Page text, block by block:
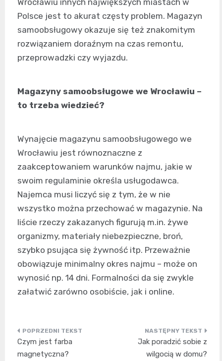
Wrocławiu innych największych miastach w
Polsce jest to akurat częsty problem. Magazyn
samoobsługowy okazuje się też znakomitym
rozwiązaniem doraźnym na czas remontu,
przeprowadzki czy wyjazdu.
Magazyny samoobsługowe we Wrocławiu –
to trzeba wiedzieć?
Wynajęcie magazynu samoobsługowego we
Wrocławiu jest równoznaczne z
zaakceptowaniem warunków najmu, jakie w
swoim regulaminie określa usługodawca.
Najemca musi liczyć się z tym, że w nie
wszystko można przechować w magazynie. Na
liście rzeczy zakazanych figurują m.in. żywe
organizmy, materiały niebezpieczne, broń,
szybko psująca się żywność itp. Przeważnie
obowiązuje minimalny okres najmu – może on
wynosić np. 14 dni. Formalności da się zwykle
załatwić zarówno osobiście, jak i online.
Nawigacja
wpisu
Czym jest farba
magnetyczna?
Jak poradzić sobie z
wilgocią w domu?